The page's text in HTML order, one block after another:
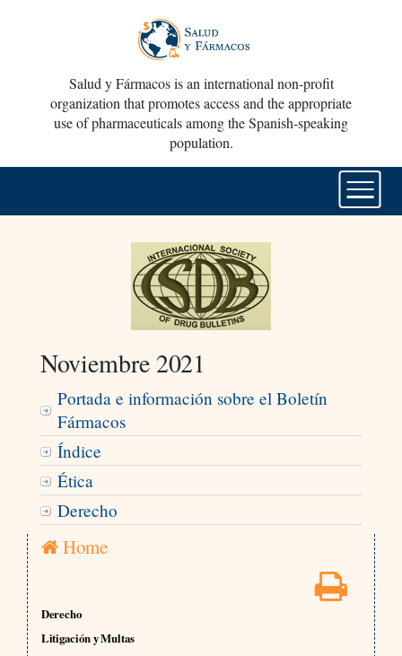
Salud y Fármacos is an international non-profit
organization that promotes access and the appropriate
use of pharmaceuticals among the Spanish-speaking
population.
Noviembre 2021
Portada e información sobre el Boletín
Fármacos
Índice
Ética
Derecho
Home
Derecho
Litigación y Multas